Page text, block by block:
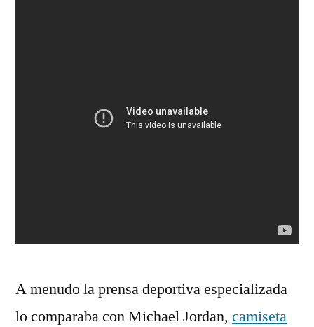
A menudo la prensa deportiva especializada
lo comparaba con Michael Jordan, camiseta